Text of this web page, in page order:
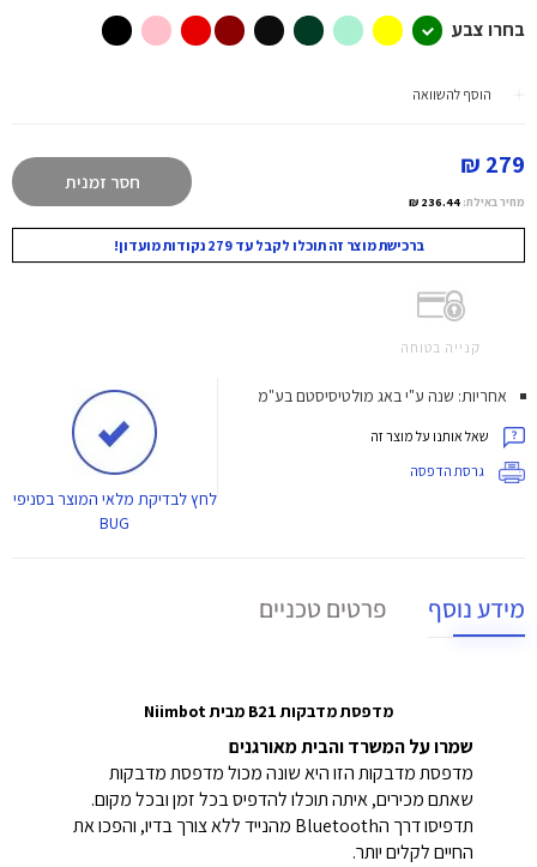
בחרו צבע
הוסף להשוואה
279 ₪
מחיר באילת: 236.44 ₪
חסר זמנית
ברכישת מוצר זה תוכלו לקבל עד 279 נקודות מועדון!
קנייה בטוחה
אחריות: שנה ע"י באג מולטיסיסטם בע"מ
שאל אותנו על מוצר זה
גרסת הדפסה
לחץלבדיקת מלאי המוצר בסניפי
BUG
מידע נוסף פרטים טכניים
מדפסת מדבקות B21 מבית Niimbot
שמרו על המשרד והבית מאורגנים
מדפסת מדבקות הזו היא שונה מכול מדפסת מדבקות
שאתם מכירים, איתה תוכלו להדפיס בכל זמן ובכל מקום.
תדפיסו דרך הBluetooth מהנייד ללא צורך בדיו, והפכו את
החיים לקלים יותר.